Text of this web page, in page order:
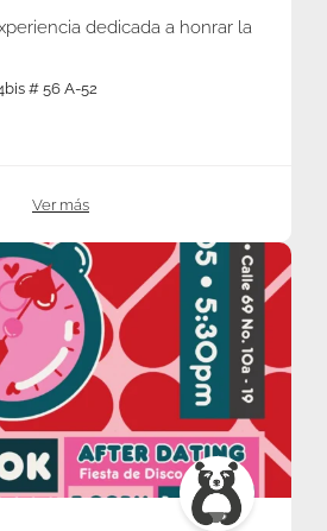
dedicada a honrar la
# 56 A-52
Ver más